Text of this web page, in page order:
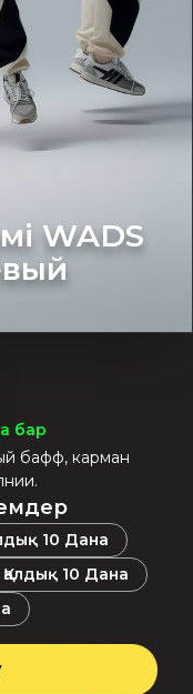
WADS
бар
бафф, карман
10 Дана
Қалдық 10 Дана